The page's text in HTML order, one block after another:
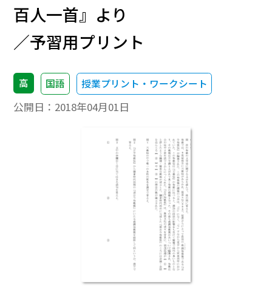
百人一首』より
／予習用プリント
高 国語 授業プリント・ワークシート
公開日： 2018年04月01日